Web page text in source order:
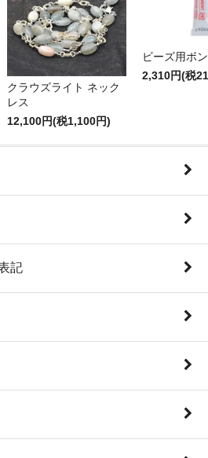
クラウズライト ネック
レス
12,100円(税1,100円)
ビーズ用ボ
2,310円(税
記